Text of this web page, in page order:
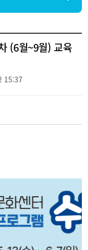
(6월~9월) 교육
15:37